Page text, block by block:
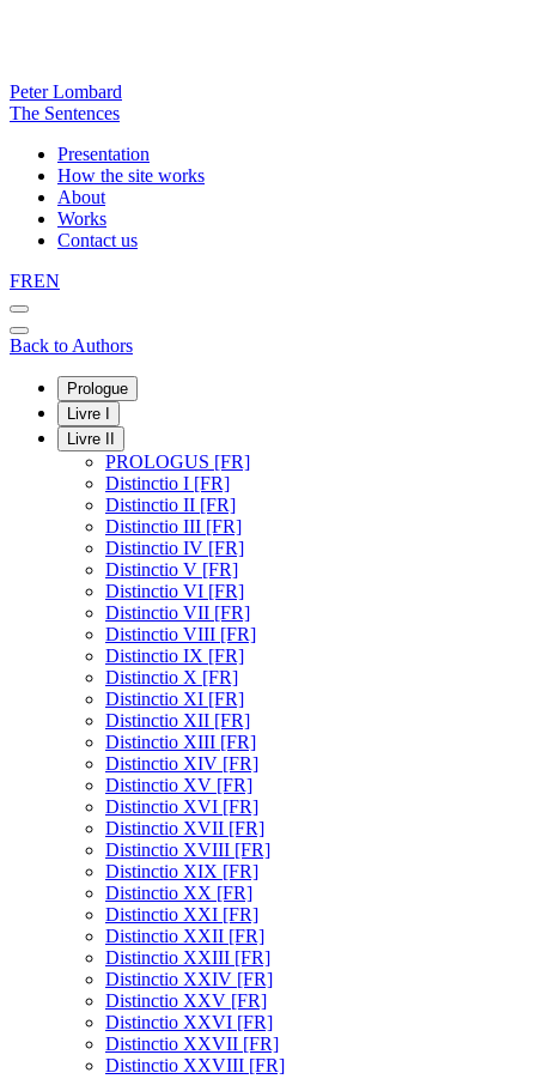
Peter Lombard
The Sentences
Presentation
How the site works
About
Works
Contact us
FREN
Back to Authors
Prologue
Livre I
Livre II
PROLOGUS [FR]
Distinctio I [FR]
Distinctio II [FR]
Distinctio III [FR]
Distinctio IV [FR]
Distinctio V [FR]
Distinctio VI [FR]
Distinctio VII [FR]
Distinctio VIII [FR]
Distinctio IX [FR]
Distinctio X [FR]
Distinctio XI [FR]
Distinctio XII [FR]
Distinctio XIII [FR]
Distinctio XIV [FR]
Distinctio XV [FR]
Distinctio XVI [FR]
Distinctio XVII [FR]
Distinctio XVIII [FR]
Distinctio XIX [FR]
Distinctio XX [FR]
Distinctio XXI [FR]
Distinctio XXII [FR]
Distinctio XXIII [FR]
Distinctio XXIV [FR]
Distinctio XXV [FR]
Distinctio XXVI [FR]
Distinctio XXVII [FR]
Distinctio XXVIII [FR]